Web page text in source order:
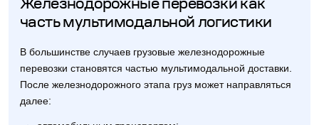
Железнодорожные перевозки как
часть мультимодальной логистики
В большинстве случаев грузовые железнодорожные
перевозки становятся частью мультимодальной доставки.
После железнодорожного этапа груз может направляться
далее: